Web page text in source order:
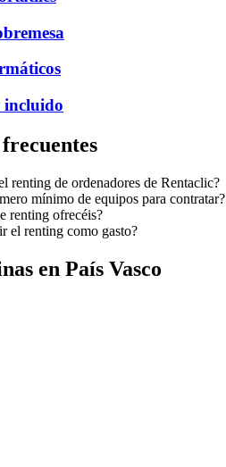
incluido
renting de ordenadores de Rentaclic?
mínimo de equipos para contratar?
renting ofrecéis?
el renting como gasto?
en País Vasco